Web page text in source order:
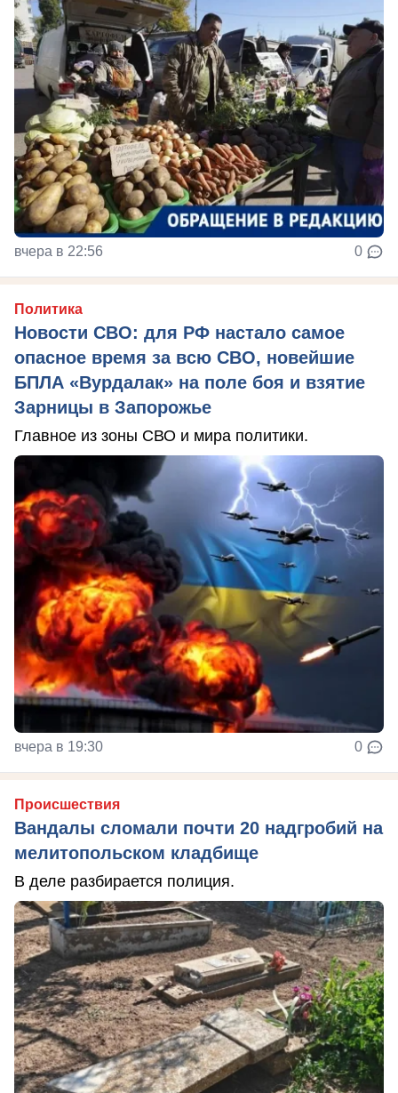
вчера в 22:56 0
Политика
Новости СВО: для РФ настало самое
опасное время за всю СВО, новейшие
БПЛА «Вурдалак» на поле боя и взятие
Зарницы в Запорожье
Главное из зоны СВО и мира политики.
вчера в 19:30 0
Происшествия
Вандалы сломали почти 20 надгробий на
мелитопольском кладбище
В деле разбирается полиция.